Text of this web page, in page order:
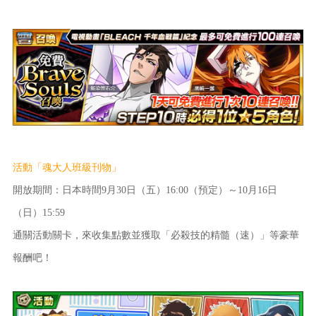
活動「魂大人班級刊物」
開放期間：日本時間9月30日（五）16:00（預定）～10月16日
（日）15:59
通關活動關卡，來收集點數並獲取「必殺技的精髓（速）」等豪華
報酬吧！